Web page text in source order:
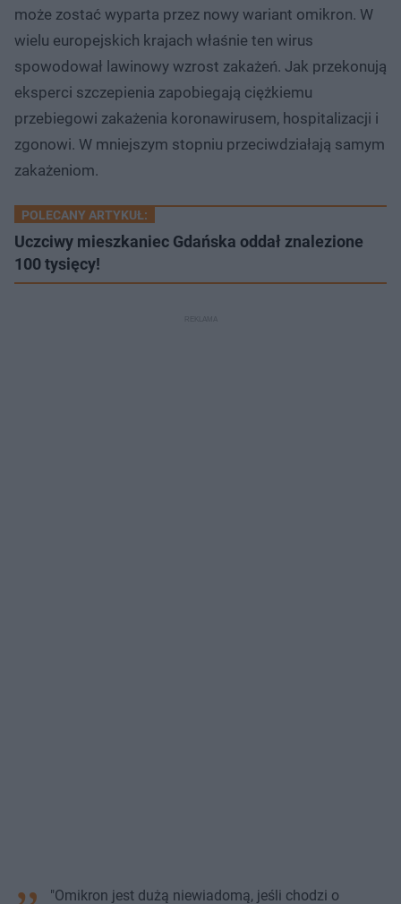
może zostać wyparta przez nowy wariant omikron. W
wielu europejskich krajach właśnie ten wirus
spowodował lawinowy wzrost zakażeń. Jak przekonują
eksperci szczepienia zapobiegają ciężkiemu
przebiegowi zakażenia koronawirusem, hospitalizacji i
zgonowi. W mniejszym stopniu przeciwdziałają samym
zakażeniom.
POLECANY ARTYKUŁ:
Uczciwy mieszkaniec Gdańska oddał znalezione
100 tysięcy!
"Omikron jest dużą niewiadomą, jeśli chodzi o